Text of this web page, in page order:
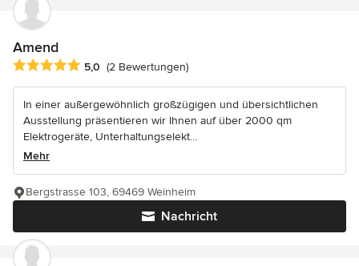
Amend
Durchschnittliche Bewertung: 5 von 5 Sternen
5,0 (2 Bewertungen)
In einer außergewöhnlich großzügigen und übersichtlichen
Ausstellung präsentieren wir Ihnen auf über 2000 qm
Elektrogeräte, Unterhaltungselekt...
Mehr
Nachricht
Bergstrasse 103, 69469 Weinheim